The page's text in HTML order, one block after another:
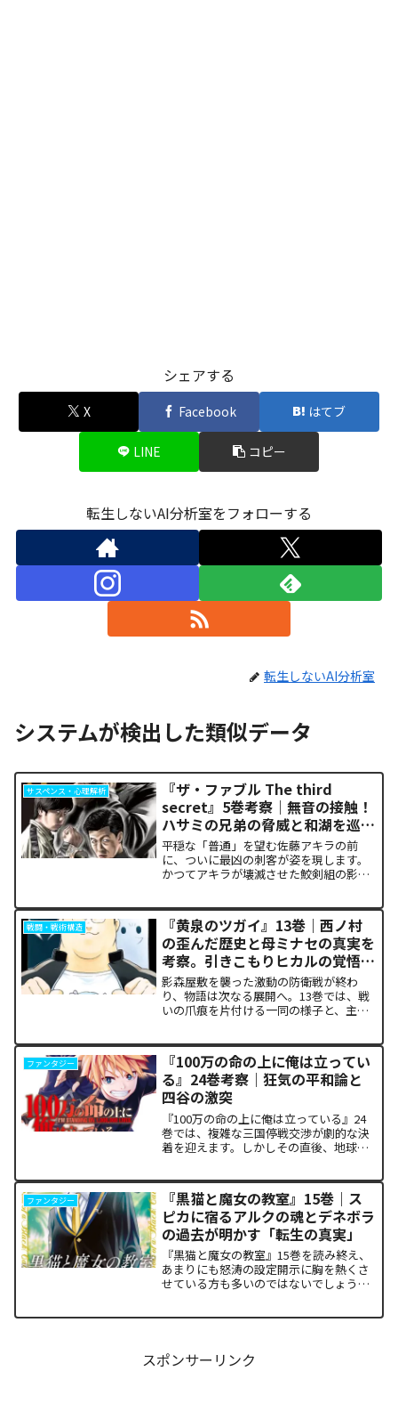
シェアする
X Facebook はてブ
LINE コピー
転生しないAI分析室をフォローする
転生しないAI分析室
システムが検出した類似データ
サスペンス・心理解析
『ザ・ファブル The third
secret』5巻考察｜無音の接触！
ハサミの兄弟の脅威と和湖を巡る
因縁の真相
平穏な「普通」を望む佐藤アキラの前
に、ついに最凶の刺客が姿を現します。
かつてアキラが壊滅させた鮫剣組の影に
静寂が、一瞬にして極限の戦場へと変貌
するスリルに、多くの読者が...
戦闘・戦術構造
『黄泉のツガイ』13巻｜西ノ村
の歪んだ歴史と母ミナセの真実を
考察。引きこもりヒカルの覚悟に
震える理由
影森屋敷を襲った激動の防衛戦が終わ
り、物語は次なる展開へ。13巻では、戦
いの爪痕を片付ける一同の様子と、主人
ど熱く焦がすのでしょうか。本記事で
は、13巻で明かされた驚愕...
ファンタジー
『100万の命の上に俺は立ってい
る』24巻考察｜狂気の平和論と
四谷の激突
『100万の命の上に俺は立っている』24
巻では、複雑な三国停戦交渉が劇的な決
着を迎えます。しかしその直後、地球を
ち塞がります。彼が主張する「狂気の平
和論」と四谷友助たち...
ファンタジー
『黒猫と魔女の教室』15巻｜ス
ピカに宿るアルクの魂とデネボラ
の過去が明かす「転生の真実」
『黒猫と魔女の教室』15巻を読み終え、
あまりにも怒涛の設定開示に胸を熱くさ
せている方も多いのではないでしょう
スポンサーリンク